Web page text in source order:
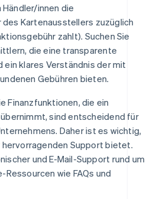
innen die
Kartenausstellers zuzüglich
zahlt). Suchen Sie
die eine transparente
ein klares Verständnis der mit
Gebühren bieten.
Finanzfunktionen, die ein
sind entscheidend für
Daher ist es wichtig,
hervorragenden Support bietet.
und E-Mail-Support rund um
Ressourcen wie FAQs und